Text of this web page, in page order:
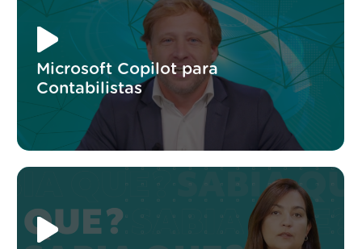
Microsoft Copilot para
Contabilistas